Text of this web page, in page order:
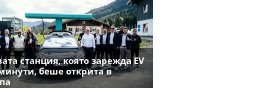
станция, която зарежда EV
беше открита в